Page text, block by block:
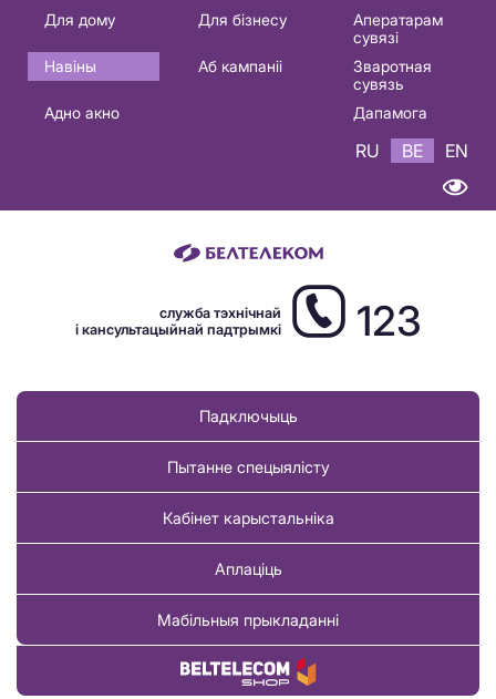
Основная
навигация
BE
Для дому Для бізнесу
Аператарам
сувязі
Навіны
Аб кампаніі
Зваротная
сувязь
Адно акно
Дапамога
RU BE EN
служба тэхнічнай
і кансультацыйнай падтрымкі
123
Падключыць
Пытанне спецыялісту
Кабінет карыстальніка
Аплаціць
Мабільныя прыкладанні
Купіць тавар